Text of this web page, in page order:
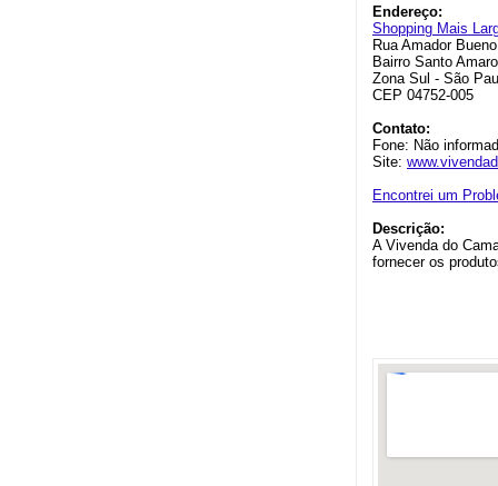
Endereço:
Shopping Mais
Rua Amador
Bairro Santo
Zona Sul - São
CEP 04752-005
Contato:
Fone: Não
Site:
Encontrei um
Descrição:
A Vivenda do
fornecer os